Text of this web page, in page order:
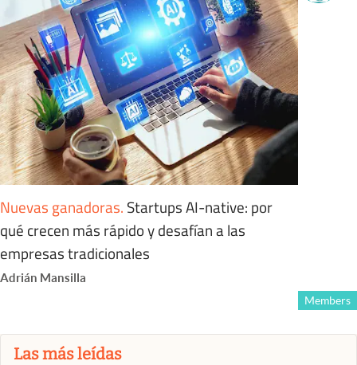
Nuevas ganadoras. Startups AI-native: por
qué crecen más rápido y desafían a las
empresas tradicionales
Adrián Mansilla
Members
Las más leídas